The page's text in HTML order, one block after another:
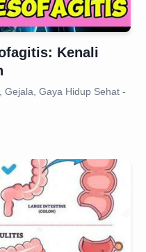
Kenali
Gejala, Gaya Hidup Sehat -